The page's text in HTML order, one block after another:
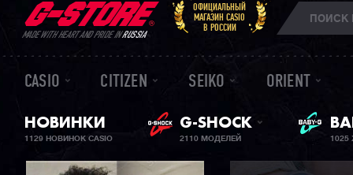
MADE WITH HEART AND PRIDE INRUSSIA
ОФИЦИАЛЬНЫЙ
МАГАЗИН CASIO
В РОССИИ
CASIO CITIZEN SEIKO ORIENT
НОВИНКИ
1129 НОВИНОК CASIO
G-SHOCK
2110 МОДЕЛЕЙ